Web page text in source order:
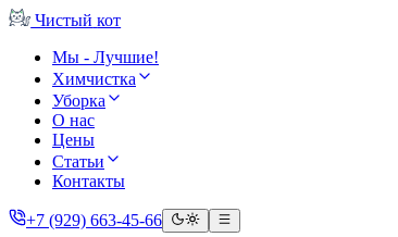
Чистый кот
Мы - Лучшие!
Химчистка
Уборка
О нас
Цены
Статьи
Контакты
+7 (929) 663-45-66